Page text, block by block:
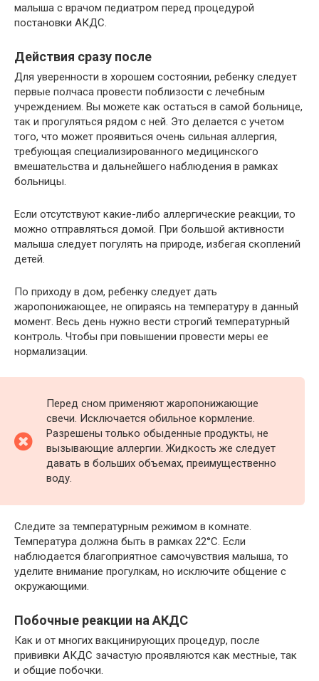
малыша с врачом педиатром перед процедурой
постановки АКДС.
Действия сразу после
Для уверенности в хорошем состоянии, ребенку следует
первые полчаса провести поблизости с лечебным
учреждением. Вы можете как остаться в самой больнице,
так и прогуляться рядом с ней. Это делается с учетом
того, что может проявиться очень сильная аллергия,
требующая специализированного медицинского
вмешательства и дальнейшего наблюдения в рамках
больницы.
Если отсутствуют какие-либо аллергические реакции, то
можно отправляться домой. При большой активности
малыша следует погулять на природе, избегая скоплений
детей.
По приходу в дом, ребенку следует дать
жаропонижающее, не опираясь на температуру в данный
момент. Весь день нужно вести строгий температурный
контроль. Чтобы при повышении провести меры ее
нормализации.
Перед сном применяют жаропонижающие
свечи. Исключается обильное кормление.
Разрешены только обыденные продукты, не
вызывающие аллергии. Жидкость же следует
давать в больших объемах, преимущественно
воду.
Следите за температурным режимом в комнате.
Температура должна быть в рамках 22°С. Если
наблюдается благоприятное самочувствия малыша, то
уделите внимание прогулкам, но исключите общение с
окружающими.
Побочные реакции на АКДС
Как и от многих вакцинирующих процедур, после
прививки АКДС зачастую проявляются как местные, так
и общие побочки.